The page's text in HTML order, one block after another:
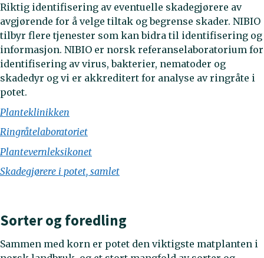
Riktig identifisering av eventuelle skadegjørere av
avgjørende for å velge tiltak og begrense skader. NIBIO
tilbyr flere tjenester som kan bidra til identifisering og
informasjon. NIBIO er norsk referanselaboratorium for
identifisering av virus, bakterier, nematoder og
skadedyr og vi er akkreditert for analyse av ringråte i
potet.
Planteklinikken
Ringråtelaboratoriet
Plantevernleksikonet
Skadegjørere i potet, samlet
Sorter og foredling
Sammen med korn er potet den viktigste matplanten i